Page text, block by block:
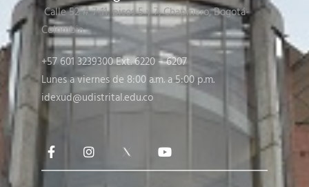
Calle 52 # 7-11, pisos 5 y 7, Chapinero, Bogotá-
Colombia
+57 601 3239300 Ext. 6220 – 6207
Lunes a viernes de 8:00 a.m. a 5:00 p.m.
idexud@udistrital.edu.co